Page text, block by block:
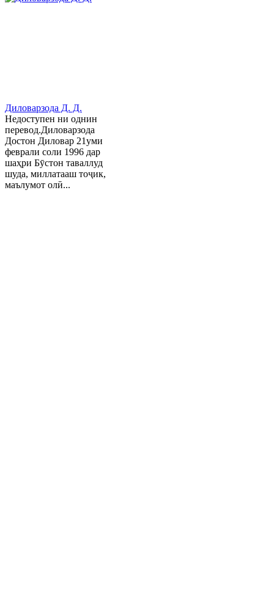
Диловарзода Д. Д.
Недоступен ни однин
перевод.Диловарзода
Достон Диловар 21уми
феврали соли 1996 дар
шаҳри Бӯстон таваллуд
шуда, миллатааш тоҷик,
маълумот олӣ...